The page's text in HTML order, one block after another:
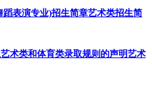
蹈表演专业)招生简章艺术类招生简
术类和体育类录取规则的声明艺术